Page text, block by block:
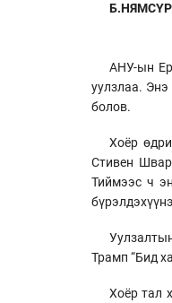
АНУ-ын
уулзлаа. Энэ
болов.
Хоёр
Стивен
Тиймээс ч
Трамп “Бид
Хоёр тал